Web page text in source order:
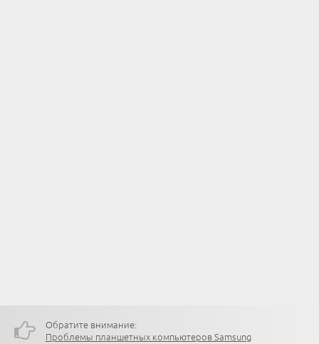
Обратите внимание:
Проблемы планшетных компьютеров Samsung